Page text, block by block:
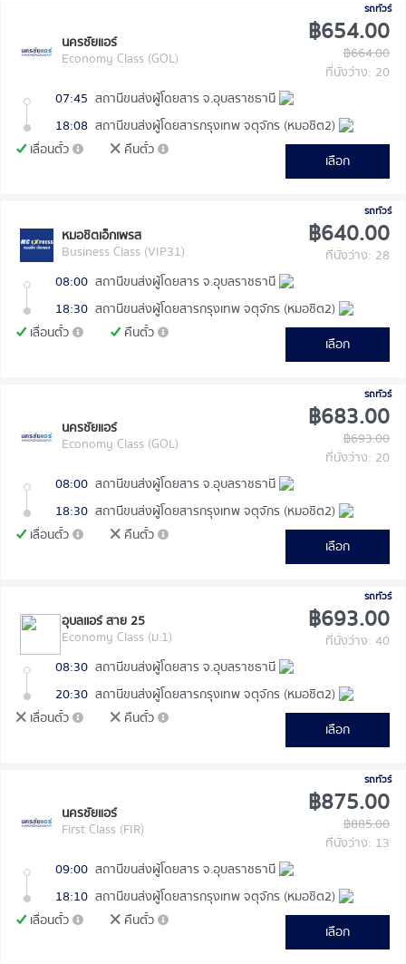
รถทัวร์
นครชัยแอร์
Economy Class (GOL)
฿654.00
฿664.00
ที่นั่งว่าง: 20
07:45 สถานีขนส่งผู้โดยสาร จ.อุบลราชธานี
18:08 สถานีขนส่งผู้โดยสารกรุงเทพ จตุจักร (หมอชิต2)
เลื่อนตั๋ว
คืนตั๋ว
เลือก
รถทัวร์
หมอชิตเอ็กเพรส
Business Class (VIP31)
฿640.00
ที่นั่งว่าง: 28
08:00 สถานีขนส่งผู้โดยสาร จ.อุบลราชธานี
18:30 สถานีขนส่งผู้โดยสารกรุงเทพ จตุจักร (หมอชิต2)
เลื่อนตั๋ว
คืนตั๋ว
เลือก
รถทัวร์
นครชัยแอร์
Economy Class (GOL)
฿683.00
฿693.00
ที่นั่งว่าง: 20
08:00 สถานีขนส่งผู้โดยสาร จ.อุบลราชธานี
18:30 สถานีขนส่งผู้โดยสารกรุงเทพ จตุจักร (หมอชิต2)
เลื่อนตั๋ว
คืนตั๋ว
เลือก
รถทัวร์
อุบลเเอร์ สาย 25
Economy Class (ม.1)
฿693.00
ที่นั่งว่าง: 40
08:30 สถานีขนส่งผู้โดยสาร จ.อุบลราชธานี
20:30 สถานีขนส่งผู้โดยสารกรุงเทพ จตุจักร (หมอชิต2)
เลื่อนตั๋ว
คืนตั๋ว
เลือก
รถทัวร์
นครชัยแอร์
First Class (FIR)
฿875.00
฿885.00
ที่นั่งว่าง: 13
09:00 สถานีขนส่งผู้โดยสาร จ.อุบลราชธานี
18:10 สถานีขนส่งผู้โดยสารกรุงเทพ จตุจักร (หมอชิต2)
เลื่อนตั๋ว
คืนตั๋ว
เลือก